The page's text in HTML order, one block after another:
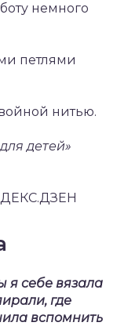
немного
петлями
нитью.
детей»
я себе вязала
где
вспомнить